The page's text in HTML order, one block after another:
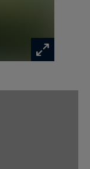
et
la ferme,